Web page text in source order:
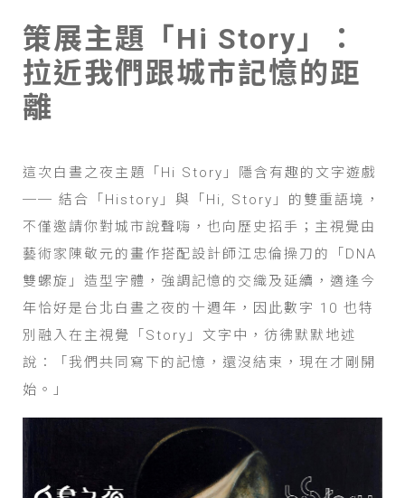
策展主題「Hi Story」：
拉近我們跟城市記憶的距
離
這次白晝之夜主題「Hi Story」隱含有趣的文字遊戲
── 結合「History」與「Hi, Story」的雙重語境，
不僅邀請你對城市說聲嗨，也向歷史招手；主視覺由
藝術家陳敬元的畫作搭配設計師江忠倫操刀的「DNA
雙螺旋」造型字體，強調記憶的交織及延續，適逢今
年恰好是台北白晝之夜的十週年，因此數字 10 也特
別融入在主視覺「Story」文字中，彷彿默默地述
說：「我們共同寫下的記憶，還沒結束，現在才剛開
始。」